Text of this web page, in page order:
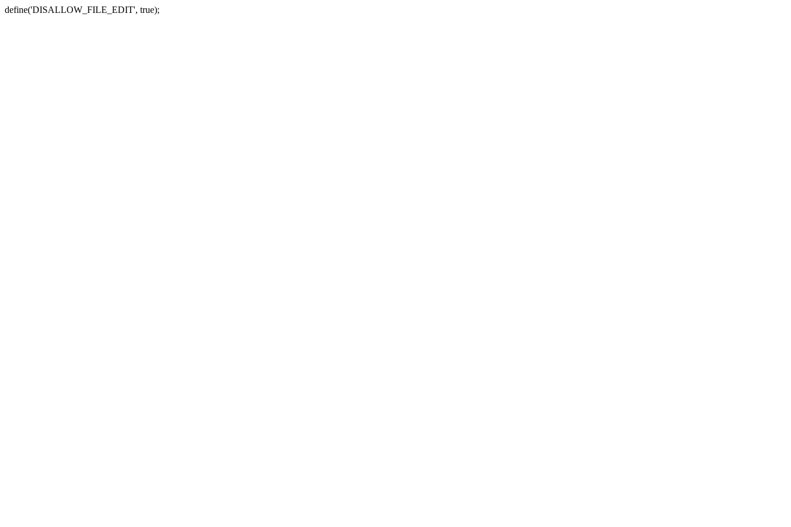
define('DISALLOW_FILE_EDIT', true);